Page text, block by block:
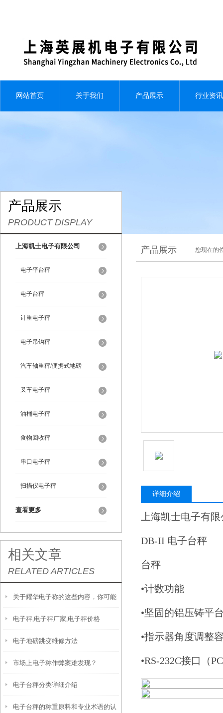
网站首页 关于我们 产品展示 行业资讯
产品展示
PRODUCT DISPLAY
上海凯士电子有限公司
电子平台秤
电子台秤
计重电子秤
电子吊钩秤
汽车轴重秤/便携式地磅
叉车电子秤
油桶电子秤
食物回收秤
串口电子秤
扫描仪电子秤
查看更多
相关文章
RELATED ARTICLES
关于耀华电子称的这些内容，你可能
想知道
电子秤,电子秤厂家,电子秤价格
电子地磅跳变维修方法
市场上电子称作弊案难发现？
电子台秤分类详细介绍
电子台秤的称重原料和专业术语的认
产品展示 您现在的
详细介绍
上海凯士电子有
DB-II 电子台秤
台秤
•计数功能
•坚固的铝压铸平
•指示器角度调整
•RS-232C接口（